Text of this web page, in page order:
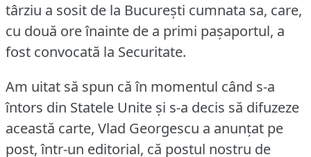
târziu a sosit de la București cumnata sa, care,
cu două ore înainte de a primi pașaportul, a
fost convocată la Securitate.
Am uitat să spun că în momentul când s-a
întors din Statele Unite și s-a decis să difuzeze
această carte, Vlad Georgescu a anunțat pe
post, într-un editorial, că postul nostru de